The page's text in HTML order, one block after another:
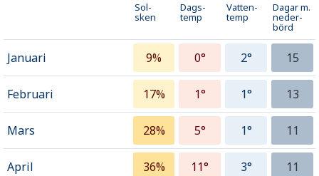
Sol-
sken
Dags-
temp
Vatten-
temp
Dagar m.
neder­
börd
Januari 9% 0° 2° 15
Februari 17% 1° 1° 13
Mars 28% 5° 1° 11
April 36% 11° 3° 11